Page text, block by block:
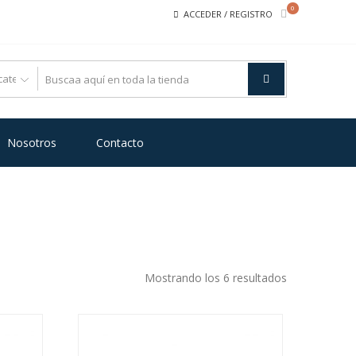
ACCEDER / REGISTRO
0
Nosotros Contacto
Mostrando los 6 resultados